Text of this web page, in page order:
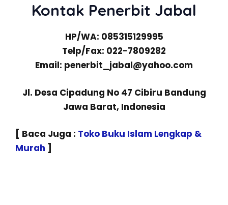
Kontak Penerbit Jabal
HP/WA: 085315129995
Telp/Fax: 022-7809282
Email: penerbit_jabal@yahoo.com
Jl. Desa Cipadung No 47 Cibiru Bandung
Jawa Barat, Indonesia
[ Baca Juga : Toko Buku Islam Lengkap &
Murah ]